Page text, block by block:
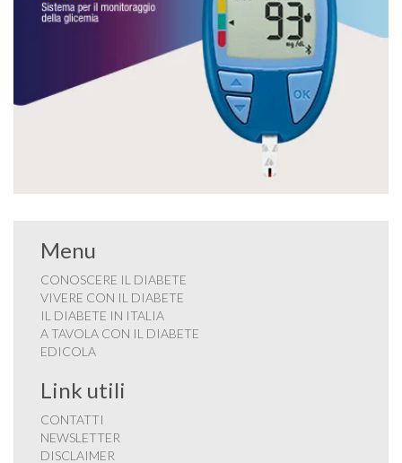
Menu
CONOSCERE IL DIABETE
VIVERE CON IL DIABETE
IL DIABETE IN ITALIA
A TAVOLA CON IL DIABETE
EDICOLA
Link utili
CONTATTI
NEWSLETTER
DISCLAIMER